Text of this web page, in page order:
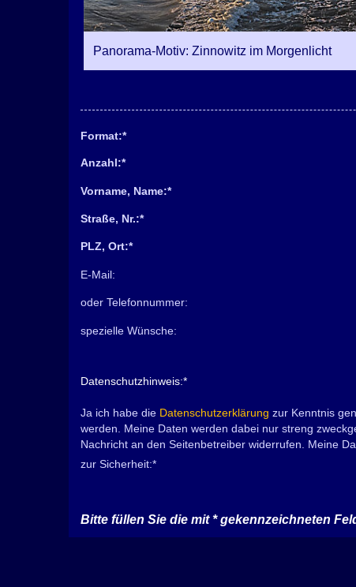
Panorama-Motiv: Zinnowitz im Morgenlicht
Format:*
Anzahl:*
Vorname, Name:*
Straße, Nr.:*
PLZ, Ort:*
E-Mail:
oder Telefonnummer:
spezielle Wünsche:
Datenschutzhinweis:*
Ja ich habe die Datenschutzerklärung zur Kenntnis
werden. Meine Daten werden dabei nur streng
Nachricht an den Seitenbetreiber widerrufen. Meine
zur Sicherheit:*
Bitte füllen Sie die mit*gekennzeichneten